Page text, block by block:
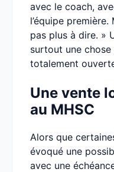
avec le coach,
l’équipe première.
pas plus à dire. »
surtout une
totalement
Une vente
au MHSC
Alors que
évoqué une
avec une